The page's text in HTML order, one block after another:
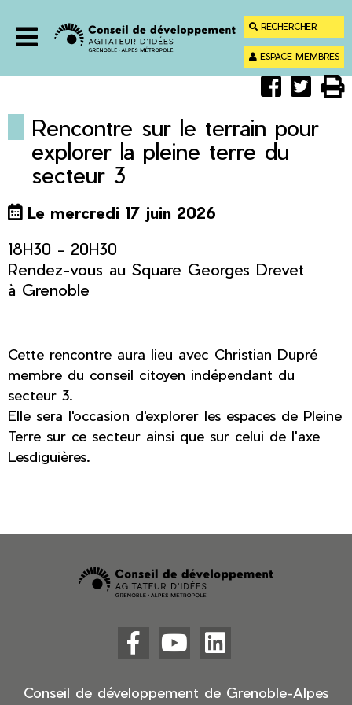
Recherche
RECHERCHER
ESPACE MEMBRES
Partager
sur

sur
 
Rencontre sur le terrain pour
explorer la pleine terre du
secteur 3
Le mercredi 17 juin 2026
18H30 - 20H30
Rendez-vous au Square Georges Drevet
à Grenoble
Cette rencontre aura lieu avec Christian Dupré
membre du conseil citoyen indépendant du
secteur 3.
Elle sera l'occasion d'explorer les espaces de Pleine
Terre sur ce secteur ainsi que sur celui de l'axe
Lesdiguières.
Facebook
fenêtre)
 YouTube
fenêtre)
 LinkedIn
fenêtre)

Conseil de développement de Grenoble-Alpes